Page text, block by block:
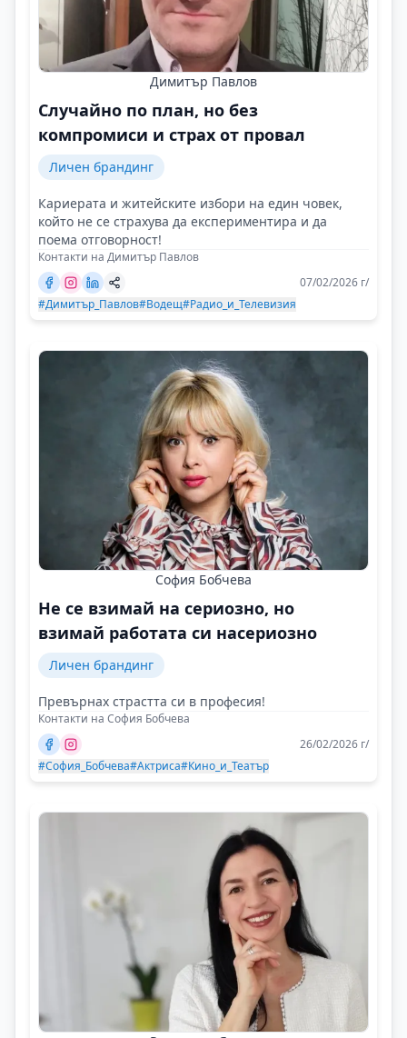
Димитър Павлов
Случайно по план, но без
компромиси и страх от провал
Личен брандинг
Кариерата и житейските избори на един човек,
който не се страхува да експериментира и да
поема отговорност!
Контакти на Димитър Павлов
07/02/2026 г/
#Димитър_Павлов#Водещ#Радио_и_Телевизия
София Бобчева
Не се взимай на сериозно, но
взимай работата си насериозно
Личен брандинг
Превърнах страстта си в професия!
Контакти на София Бобчева
26/02/2026 г/
#София_Бобчева#Актриса#Кино_и_Театър